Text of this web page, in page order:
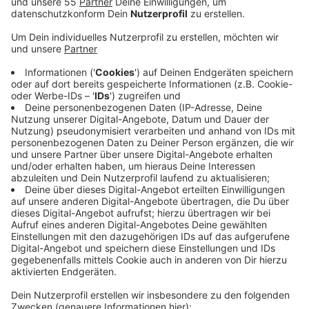
Anzeige
Kernpunkt der Kritik ist demnach die Aussage der
Stadt: Der Surfpark sei mit den Klimabelangen in
Einklang zu bringen, kritisiert das Krefelder
Ratsmitglied Björna Althoff. Sie spricht von
Greenwashing und bezieht sich auf die
Klimawirkungsprüfung. Darin sei der Energieverbrauch
hochgerechnet worden - allerdings viel zu niedrig und
ohne Grundlage der gültigen Berechnungsstandards,
so Althoff weiter. Der Klimaausschuss habe daraufhin
eine erneute Prüfung gefordert. Hier waren die Zahlen
dann deutlich höher. Die Stadt versuche, den
Ratsmitgliedern und allen Krefeldern vorzugaukeln, der
Althoff weiter.